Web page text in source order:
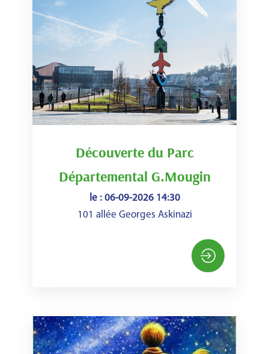
Découverte du Parc
Départemental G.Mougin
le : 06-09-2026 14:30
101 allée Georges Askinazi